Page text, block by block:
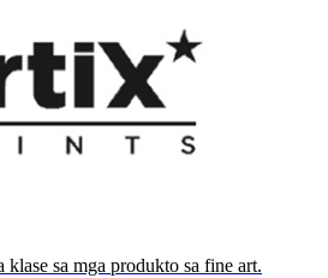
klase sa mga produkto sa fine art.